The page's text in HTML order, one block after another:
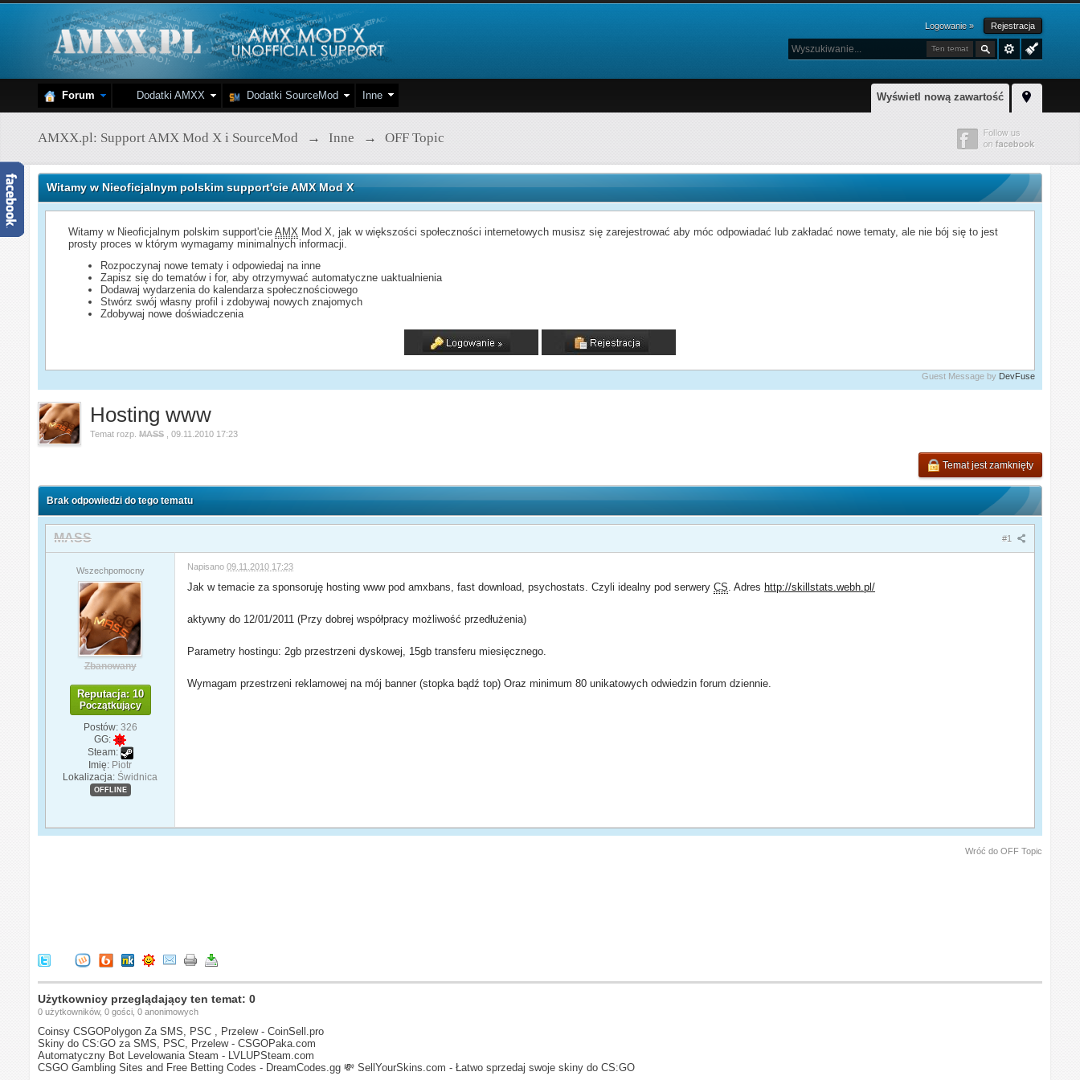
Logowanie » Rejestracja
Ten temat
Wyświetl nową zawartość
Forum Dodatki AMXX Dodatki SourceMod Inne
AMXX.pl: Support AMX Mod X i SourceMod → Inne → OFF Topic
Witamy w Nieoficjalnym polskim support'cie AMX Mod X
Witamy w Nieoficjalnym polskim support'cieAMX Mod X, jak w większości społeczności internetowych musisz się zarejestrować aby móc odpowiadać lub zakładać nowe tematy, ale nie bój się to jest
prosty proces w którym wymagamy minimalnych informacji.
Rozpoczynaj nowe tematy i odpowiedaj na inne
Zapisz się do tematów i for, aby otrzymywać automatyczne uaktualnienia
Dodawaj wydarzenia do kalendarza społecznościowego
Stwórz swój własny profil i zdobywaj nowych znajomych
Zdobywaj nowe doświadczenia
Guest Message by DevFuse
Hosting www
Temat rozp.MASS ,09.11.2010 17:23
Temat jest zamknięty
Brak odpowiedzi do tego tematu
#1
MASS
Wszechpomocny
Zbanowany
Reputacja: 10
Początkujący
Postów: 326
GG:
Steam:
Imię: Piotr
Lokalizacja: Świdnica
OFFLINE
Napisano09.11.2010 17:23
Jak w temacie za sponsoruję hosting www pod amxbans, fast download, psychostats. Czyli idealny pod serweryCS . Adres http://skillstats.webh.pl/
aktywny do 12/01/2011 (Przy dobrej współpracy możliwość przedłużenia)
Parametry hostingu: 2gb przestrzeni dyskowej, 15gb transferu miesięcznego.
Wymagam przestrzeni reklamowej na mój banner (stopka bądź top) Oraz minimum 80 unikatowych odwiedzin forum dziennie.
Wróć do OFF Topic
Użytkownicy przeglądający ten temat: 0
0 użytkowników, 0 gości, 0 anonimowych
Coinsy CSGOPolygon Za SMS, PSC , Przelew - CoinSell.pro
Skiny do CS:GO za SMS, PSC, Przelew - CSGOPaka.com
Automatyczny Bot Levelowania Steam - LVLUPSteam.com
CSGO Gambling Sites and Free Betting Codes - DreamCodes.gg 💸 SellYourSkins.com - Łatwo sprzedaj swoje skiny do CS:GO